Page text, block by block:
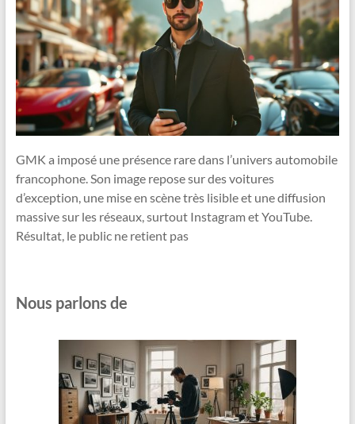
GMK a imposé une présence rare dans l’univers automobile
francophone. Son image repose sur des voitures
d’exception, une mise en scène très lisible et une diffusion
massive sur les réseaux, surtout Instagram et YouTube.
Résultat, le public ne retient pas
Nous parlons de